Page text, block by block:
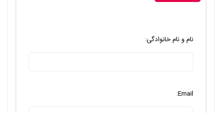
نام و نام خانوادگی:
Email: